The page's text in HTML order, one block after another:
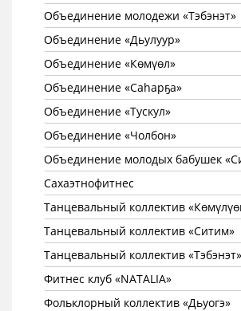
Объединение молодежи «Тэбэнэт»
Объединение «Дьулуур»
Объединение «Көмүөл»
Объединение «Саhарҕа»
Объединение «Тускул»
Объединение «Чолбон»
Объединение молодых бабушек
Сахаэтнофитнес
Танцевальный коллектив
Танцевальный коллектив «Ситим»
Танцевальный коллектив «Тэбэнэт»
Фитнес клуб «NATALIA»
Фольклорный коллектив «Дьуогэ»